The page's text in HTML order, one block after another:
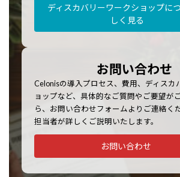
ディスカバリーワークショップに
しく見る
お問い合わせ
Celonisの導入プロセス、費用、ディスカ
ョップなど、具体的なご質問やご要望が
ら、お問い合わせフォームよりご連絡く
担当者が詳しくご説明いたします。
お問い合わせ